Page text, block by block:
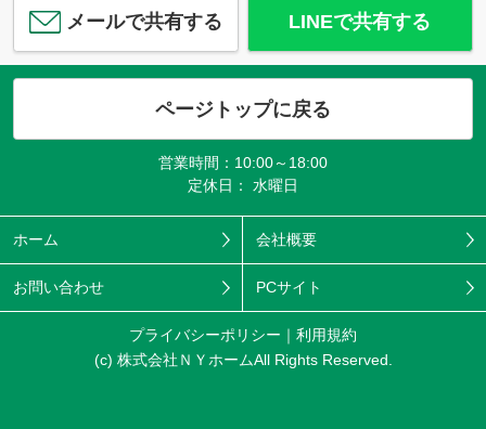
メールで共有する LINEで共有する
ページトップに戻る
営業時間：10:00～18:00
定休日： 水曜日
ホーム 会社概要
お問い合わせ PCサイト
プライバシーポリシー
利用規約
(c) 株式会社ＮＹホームAll Rights Reserved.